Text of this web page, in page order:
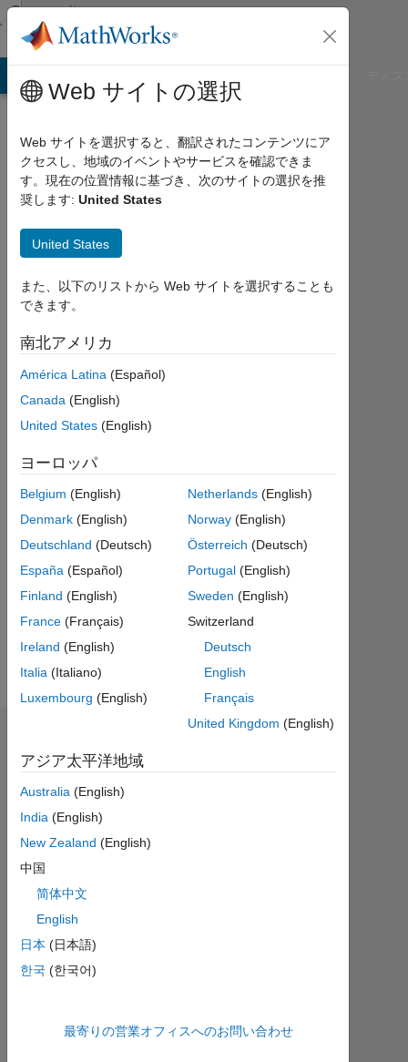
コンテンツへスキップ
Community
Profile
Vinayak
Untwale
Last
2ヶ
月 前
2021
か
ら
ィ
ブ
Following:
計
コントリビューション L
0
2
Web サイトの選択
Web サイトを選択すると、翻訳されたコンテンツにア
クセスし、地域のイベントやサービスを確認できま
す。現在の位置情報に基づき、次のサイトの選択を推
奨します: United States
United States
また、以下のリストから Web サイトを選択することも
できます。
南北アメリカ
América Latina (Español)
Canada (English)
United States (English)
ヨーロッパ
Belgium (English)
Denmark (English)
Deutschland (Deutsch)
España (Español)
Finland (English)
France (Français)
Ireland (English)
Italia (Italiano)
Luxembourg (English)
Netherlands (English)
Norway (English)
Österreich (Deutsch)
Portugal (English)
Sweden (English)
Switzerland
Deutsch
English
Français
United Kingdom (English)
アジア太平洋地域
Australia (English)
India (English)
New Zealand (English)
中国
简体中文
English
日本 (日本語)
한국 (한국어)
最寄りの営業オフィスへのお問い合わせ